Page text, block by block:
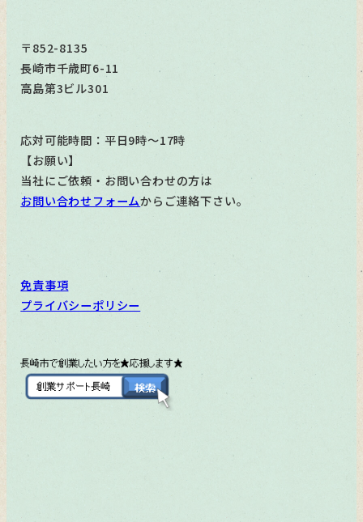
〒852-8135
長崎市千歳町6-11
高島第3ビル301
応対可能時間：平日9時～17時
【お願い】
当社にご依頼・お問い合わせの方は
お問い合わせフォームからご連絡下さい。
免責事項
プライバシーポリシー